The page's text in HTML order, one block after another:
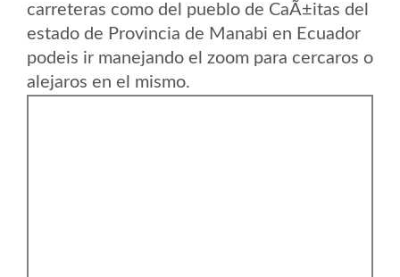
carreteras como del pueblo de CaÃ±itas del
estado de Provincia de Manabi en Ecuador
podeis ir manejando el zoom para cercaros o
alejaros en el mismo.